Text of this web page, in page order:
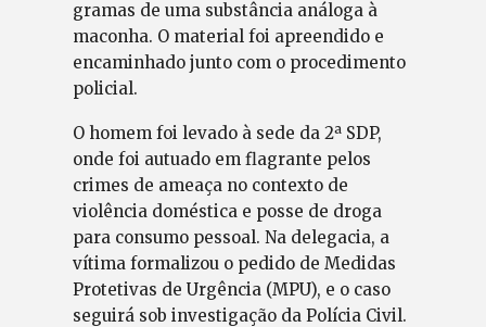
gramas de uma substância análoga à
maconha. O material foi apreendido e
encaminhado junto com o procedimento
policial.
O homem foi levado à sede da 2ª SDP,
onde foi autuado em flagrante pelos
crimes de ameaça no contexto de
violência doméstica e posse de droga
para consumo pessoal. Na delegacia, a
vítima formalizou o pedido de Medidas
Protetivas de Urgência (MPU), e o caso
seguirá sob investigação da Polícia Civil.